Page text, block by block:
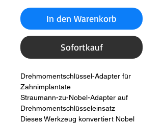
In den Warenkorb
Sofortkauf
Drehmomentschlüssel-Adapter für
Zahnimplantate
Straumann-zu-Nobel-Adapter auf
Drehmomentschlüsseleinsatz
Dieses Werkzeug konvertiert Nobel